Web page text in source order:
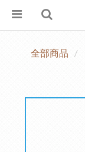
全部商品